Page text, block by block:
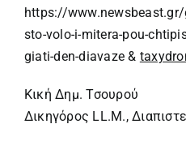
https://
sto-volo-i-mitera-pou-
giati-den-diavaze &
Κική Δημ. Τσουρού
Δικηγόρος LL.M.,